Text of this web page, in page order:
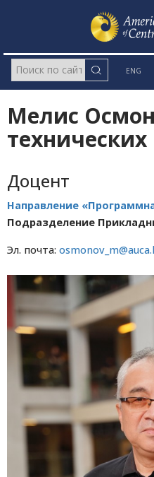
ENG
Мелис
технических
Доцент
Направление
Подразделение
Эл. почта: